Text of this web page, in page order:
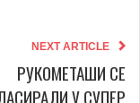
NEXT ARTICLE
РУКОМЕТАШИ СЕ
У СУПЕР